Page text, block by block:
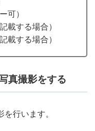
可）
載する場合）
載する場合）
真撮影をする
行います。